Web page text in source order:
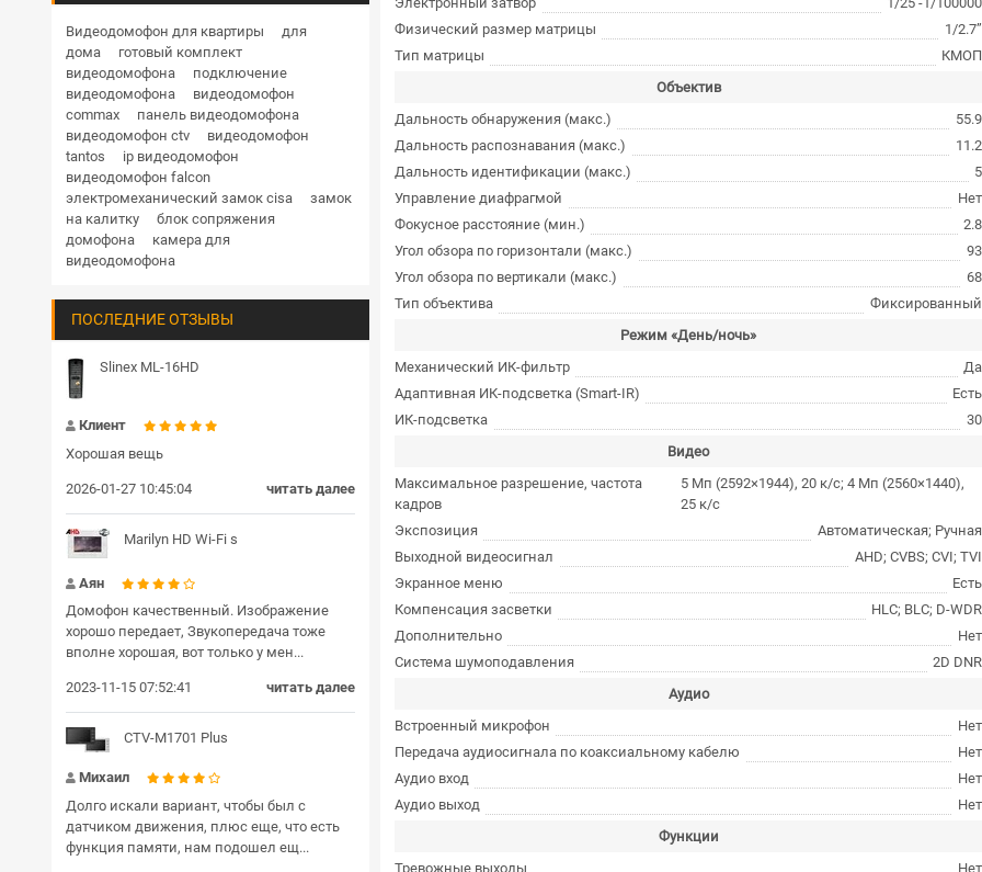
Купольная поворотная уличные
HD
1 Мп 1.3 Мп 2 Мп
RVi
Hikvision Hiwatch
Dahua
TRASSIR
BEWARD
Кнопки выхода
Гибкие переходы
Комплекты и готовые решения СКУД
Блоки сопряжения
Передатчик и приемник
Пульт управления
Громкоговорители
Видеодомофон для квартиры
для
дома
готовый комплект
видеодомофона
подключение
видеодомофона
видеодомофон
commax
панель видеодомофона
видеодомофон ctv
видеодомофон
tantos
ip видеодомофон
видеодомофон falcon
электромеханический замок cisa
замок
на калитку
блок сопряжения
домофона
камера для
видеодомофона
ПОСЛЕДНИЕ ОТЗЫВЫ
Slinex ML-16HD
Клиент
Хорошая вещь
2026-01-27 10:45:04 читать далее
Marilyn HD Wi-Fi s
Аян
Домофон качественный. Изображение
хорошо передает, Звукопередача тоже
вполне хорошая, вот только у мен...
2023-11-15 07:52:41 читать далее
CTV-M1701 Plus
Михаил
Долго искали вариант, чтобы был с
датчиком движения, плюс еще, что есть
функция памяти, нам подошел ещ...
Физический размер матрицы
1/2.7”
Тип матрицы
КМОП
Объектив
Дальность обнаружения (макс.)
55.9
Дальность распознавания (макс.)
11.2
Дальность идентификации (макс.)
5
Управление диафрагмой
Нет
Фокусное расстояние (мин.)
2.8
Угол обзора по горизонтали (макс.)
93
Угол обзора по вертикали (макс.)
68
Тип объектива
Фиксированный
Режим «День/ночь»
Механический ИК-фильтр
Да
Адаптивная ИК-подсветка (Smart-IR)
Есть
ИК-подсветка
30
Видео
Максимальное разрешение, частота
кадров
5 Мп (2592×1944), 20 к/с; 4 Мп (2560×1440),
25 к/с
Экспозиция
Автоматическая; Ручная
Выходной видеосигнал
AHD; CVBS; CVI; TVI
Экранное меню
Есть
Компенсация засветки
HLC; BLC; D-WDR
Дополнительно
Нет
Система шумоподавления
2D DNR
Аудио
Встроенный микрофон
Нет
Передача аудиосигнала по коаксиальному кабелю
Нет
Аудио вход
Нет
Аудио выход
Нет
Функции
Тревожные выходы
Нет